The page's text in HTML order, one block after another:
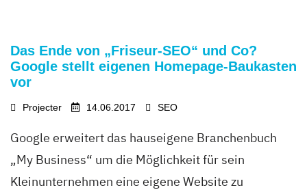
Das Ende von „Friseur-SEO“ und Co?
Google stellt eigenen Homepage-Baukasten
vor
Projecter 14.06.2017 SEO
Google erweitert das hauseigene Branchenbuch
„My Business“ um die Möglichkeit für sein
Kleinunternehmen eine eigene Website zu